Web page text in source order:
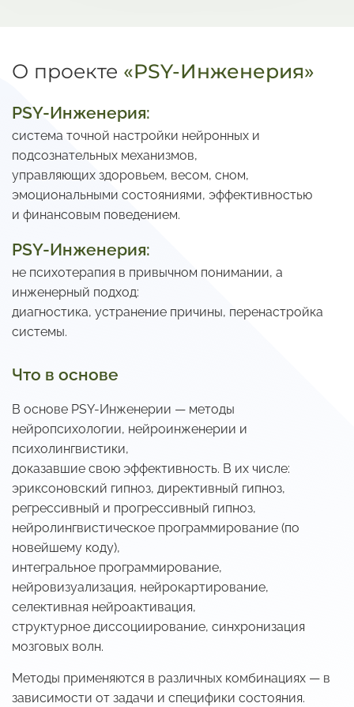
О проекте «PSY-Инженерия»
PSY-Инженерия:
система точной настройки нейронных и
подсознательных механизмов,
управляющих здоровьем, весом, сном,
эмоциональными состояниями, эффективностью
и финансовым поведением.
PSY-Инженерия:
не психотерапия в привычном понимании, а
инженерный подход:
диагностика, устранение причины, перенастройка
системы.
Что в основе
В основе PSY-Инженерии — методы
нейропсихологии, нейроинженерии и
психолингвистики,
доказавшие свою эффективность. В их числе:
эриксоновский гипноз, директивный гипноз,
регрессивный и прогрессивный гипноз,
нейролингвистическое программирование (по
новейшему коду),
интегральное программирование,
нейровизуализация, нейрокартирование,
селективная нейроактивация,
структурное диссоциирование, синхронизация
мозговых волн.
Методы применяются в различных комбинациях — в
зависимости от задачи и специфики состояния.